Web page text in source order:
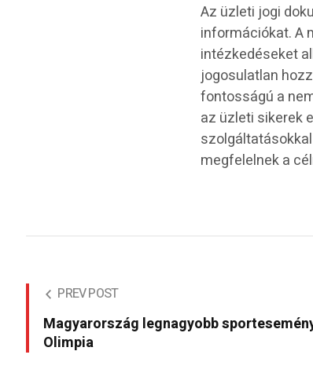
Az üzleti jogi
információkat. A
intézkedéseket
jogosulatlan
fontosságú a
az üzleti sikerek
megfelelnek a
PREV POST
Magyarország legnagyobb
Olimpia